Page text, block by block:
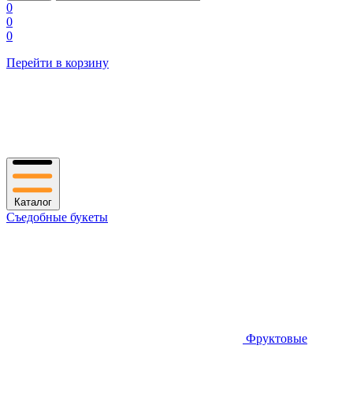
0
0
0
Перейти в корзину
Каталог
Съедобные букеты
Фруктовые